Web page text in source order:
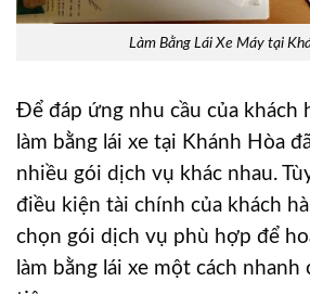
Làm Bằng Lái Xe Máy tại
Để đáp ứng nhu cầu của khách
làm bằng lái xe tại Khánh Hòa
nhiều gói dịch vụ khác nhau.
điều kiện tài chính của khách
chọn gói dịch vụ phù hợp để
làm bằng lái xe một cách nhanh